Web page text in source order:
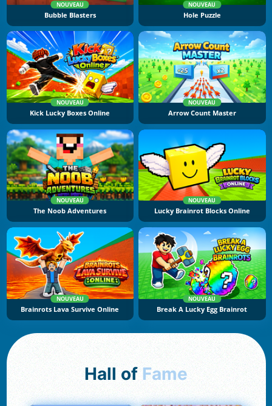
NOUVEAU
Bubble Blasters
NOUVEAU
Hole Puzzle
NOUVEAU
Kick Lucky Boxes Online
NOUVEAU
Arrow Count Master
NOUVEAU
The Noob Adventures
NOUVEAU
Lucky Brainrot Blocks Online
NOUVEAU
Brainrots Lava Survive Online
NOUVEAU
Break A Lucky Egg Brainrot
Hall of Fame